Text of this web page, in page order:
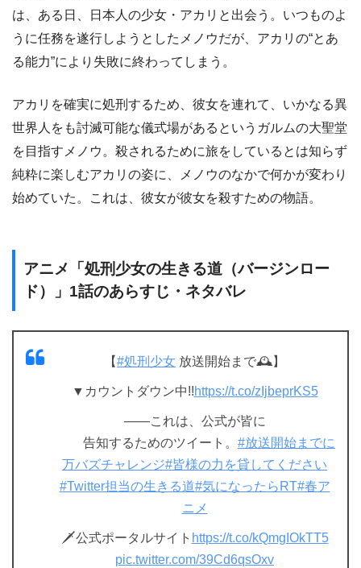
は、ある日、日本人の少女・アカリと出会う。いつものよ
うに任務を遂行しようとしたメノウだが、アカリの“とあ
る能力”により失敗に終わってしまう。
アカリを確実に処刑するため、彼女を連れて、いかなる異
世界人をも討滅可能な儀式場があるというガルムの大聖堂
を目指すメノウ。殺されるために旅をしているとは知らず
純粋に楽しむアカリの姿に、メノウのなかで何かが変わり
始めていた。これは、彼女が彼女を殺すための物語。
アニメ「処刑少女の生きる道（バージンロー
ド）」1話のあらすじ・ネタバレ
【#処刑少女 放送開始まで🕰】
▼カウントダウン中!!https://t.co/zIjbeprKS5
――これは、公式が皆に
告知するためのツイート。 #放送開始までに
万バズチャレンジ#皆様の力を貸してください
#Twitter担当の生きる道#気になったらRT#春ア
ニメ
🗡公式ポータルサイト https://t.co/kQmgIOkTT5
pic.twitter.com/39Cd6qsOxv